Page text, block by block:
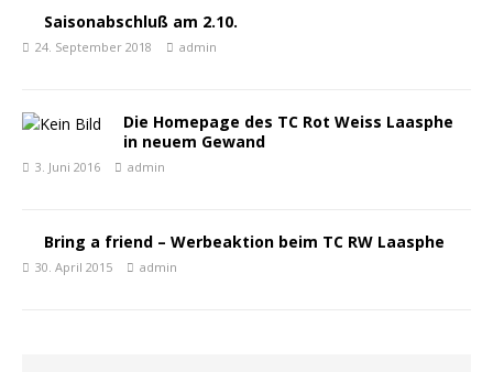
Saisonabschluß am 2.10.
24. September 2018 admin
Die Homepage des TC Rot Weiss Laasphe
in neuem Gewand
3. Juni 2016 admin
Bring a friend – Werbeaktion beim TC RW Laasphe
30. April 2015 admin